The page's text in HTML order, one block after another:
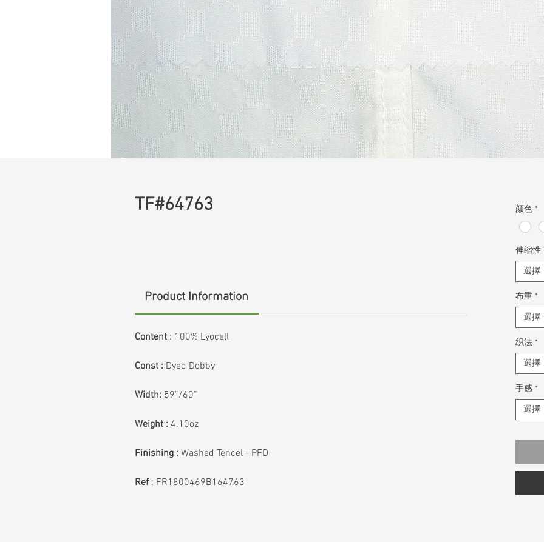
TF#64763
Product Information
Content : 100% Lyocell
Const : Dyed Dobby
Width: 59”/60”
Weight : 4.10oz
Finishing : Washed Tencel - PFD
Ref : FR1800469B164763
颜色 *
伸缩性
選擇
布重 *
選擇
织法 *
選擇
手感 *
選擇